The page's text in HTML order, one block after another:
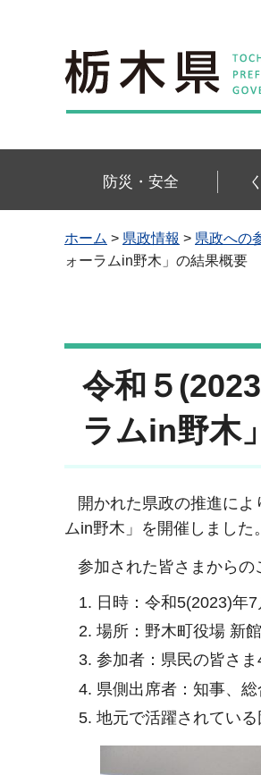
栃木県
防災・安全
ホーム > 県政情報 > 県政への
ォーラムin野木」の結果概要
令和５
ラムin野木
開かれた県政の推進によ
ムin野木」を開催しました。
参加された皆さまからの
日時：令和5(2023)年
場所：野木町役場 新
参加者：県民の皆さま
県側出席者：知事、
地元で活躍されてい